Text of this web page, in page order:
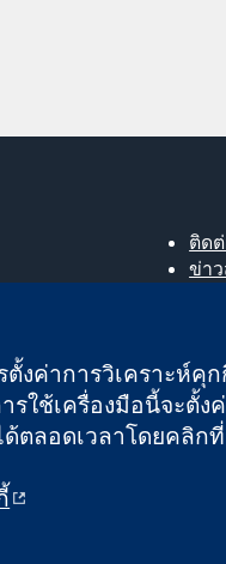
ติดต่
ข่า
จดทะเบียนในอังกฤษแล
|
งค่าการวิเคราะห์คุ
ารใช้เครื่องมือนี้จะตั้
ลอดเวลาโดยคลิก